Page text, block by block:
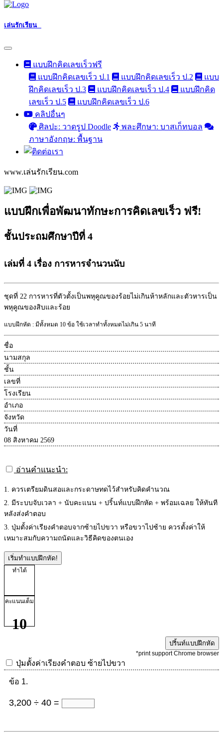
เล่นรักเรียน
แบบฝึกคิดเลขเร็วฟรี
แบบฝึกคิดเลขเร็ว ป.1
แบบฝึกคิดเลขเร็ว ป.2
แบบ
ฝึกคิดเลขเร็ว ป.3
แบบฝึกคิดเลขเร็ว ป.4
แบบฝึกคิด
เลขเร็ว ป.5
แบบฝึกคิดเลขเร็ว ป.6
คลิปอื่นๆ
ศิลปะ: วาดรูป Doodle
พละศึกษา: บาสเก็ทบอล
ภาษาอังกฤษ: พื้นฐาน
www.เล่นรักเรียน.com
แบบฝึกเพื่อพัฒนาทักษะการคิดเลขเร็ว ฟรี!
ชั้นประถมศึกษาปีที่ 4
เล่มที่ 4 เรื่อง การหารจำนวนนับ
ชุดที่ 22 การหารที่ตัวตั้งเป็นพหุคูณของร้อยไม่เกินห้าหลักและตัวหารเป็น
พหุคูณของสิบและร้อย
แบบฝึกหัด : มีทั้งหมด 10 ข้อ ใช้เวลาทำทั้งหมดไม่เกิน 5 นาที
ชื่อ
นามสกุล
ชั้น
เลขที่
โรงเรียน
อำเภอ
จังหวัด
วันที่
08 สิงหาคม 2569
อ่านคำแนะนำ:
1. ควรเตรียมดินสอและกระดาษทดไว้สำหรับคิดคำนวณ
2. มีระบบจับเวลา + นับคะแนน + ปริ้นท์แบบฝึกหัด + พร้อมเฉลย ให้ทันที
หลังส่งคำตอบ
3. ปุ่มตั้งค่าเรียงคำตอบจากซ้ายไปขวา หรือขวาไปซ้าย ควรตั้งค่าให้
เหมาะสมกับความถนัดและวิธีคิดของตนเอง
เริ่มทำแบบฝึกหัด!
ทำได้
คะแนนเต็ม
10
ปริ้นท์แบบฝึกหัด
*print support Chrome browser
ปุ่มตั้งค่าเรียงคำตอบ ซ้ายไปขวา
ข้อ 1.
3,200 ÷ 40 =